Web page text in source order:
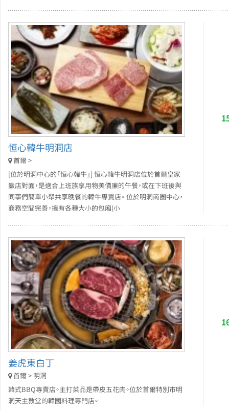
恒心韓牛明洞店
首爾 >
[位於明洞中心的「恒心韓牛」] 恒心韓牛明洞店位於首爾皇家
飯店對面，是適合上班族享用物美價廉的午餐，或在下班後與
同事們簡單小聚共享晚餐的韓牛專賣店。 位於明洞商圈中心，
商務空間完善，擁有各種大小的包廂(小
姜虎東白丁
首爾 > 明洞
韓式BBQ專賣店。主打菜品是帶皮五花肉。位於首爾特別市明
洞天主教堂的韓國料理專門店。